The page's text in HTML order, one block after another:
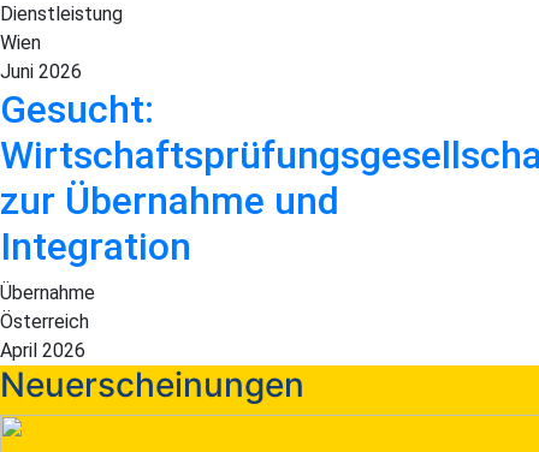
Dienstleistung
Wien
Juni 2026
Gesucht:
zur Übernahme und
Integration
Übernahme
Österreich
April 2026
Neuerscheinungen